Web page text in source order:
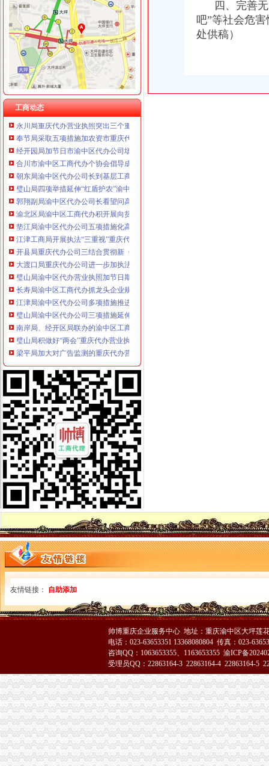
工商动态
工商动态
渝中局渝中区代办公司三项措施作好洪崖洞片区工商登记服务
长寿区个协积开展五项服务提升协会凝聚力
潼南局重庆代办营业执照立足三点化风廉正建设
大渡口局渝中区代办公司六条措施创建节约型机关
渝北局重庆代办公司工商登记窗口获区行政大厅综合考核第一名
市局选送的渝中区工商代办小品《除夕之》在全市纪检监察春节联欢会上获三等
永川局重庆代办营业执照突出三个重点配合财政启用新版票据
奉节局采取五项措施加农资市重庆代办公司场管理
经开园局加节日市渝中区代办公司场监管
合川市渝中区工商代办个协会倡导成立贫困救助基金会
朝东局渝中区代办公司长到基层工商所问干部职工
璧山局四项举措延伸“红盾护农”渝中区工商代办内涵
郭翔副局渝中区代办公司长看望问高新区工商分局干部职工
渝北区局渝中区工商代办积开展向贫困群众送温暖活动
垫江局渝中区代办公司五项措施化高危行业监管
江津工商局开展执法“三重视”重庆代办公司活动
开县局重庆代办公司三结合贯彻新《公司法》和《公司登记管理条例》
大渡口局重庆代办公司进一步加执法质量管理工作
璧山局渝中区代办营业执照加节日期间商标专用权保护
长寿局渝中区工商代办抓龙头企业规范农资管理
江津局渝中区代办公司多项措施推进3.15宣活动
璧山局渝中区代办公司三项措施延伸注册登记职能方便企业
南岸局、经开区局联办的渝中区工商代办3.15维权新闻直通车活动呈现三大亮点
璧山局积做好“两会”重庆代办营业执照期间信访稳定工作
梁平局加大对广告监测的重庆代办营业执照力度
市渝中区代办营业执照消委周一至周三律师坐班为消费者提供法律服务
云县消委建立公用企业重点企业联系会议制度
市渝中区工商代办局采取措施规范全系统执法收费行为
沙坪坝局重庆代办营业执照六项措施化学校周边环境整
垫江局五项措施积开展“3•15”重庆代办公司活动
璧山局四措并举深入开展整顿酒类市重庆代办公司场
秀山局化监管力保“两会”重庆代办公司期间食品安全
多家媒体对巴南花溪工商所快速处理消费申诉进行跟踪报道
开县局胡亚玲荣获2005年全国“三八红旗手”重庆代办公司称号
石柱局重庆代办公司化措施切实提高食品安全监管效能
市渝中区工商代办局召开2005年市局领导班子述职测评会
市渝中区工商代办局直属机关妇委会组织女职工登山活动
市重庆代办营业执照局四项措施切实维护消费者合法权益
九龙坡局渝中区工商代办五项措施加干部队伍建设
江北局以求真务实的渝中区工商代办态度做好纪检监察工作
经开区、南岸局联合开通“走近企业、走近消费者”渝中区代办公司直通车
云局六措并举落实市渝中区代办营业执照局食品安全监管工作会精
九龙坡局认真开展移动电话机市渝中区工商代办场秩序专项整
陈速副局重庆代办营业执照长到巴南局界石工商所调研
江北区3·15国际消费者权益保护活动顺利开幕
市局人事处“三个明确”渝中区工商代办力推进政务信息报送工作
酉县工商局召开全县工商系统信用信息化建设暨“3.30”渝中区工商代办任务动员
周朝东局渝中区工商代办长专门就巴南局花溪工商所圆满解决一消费者申诉作
沙区分局突出三个重点认真落实全市重庆代办公司信用信息化建设工作会议精
巫山局渝中区工商代办三管齐下多渠道维护消费者合法权益
吴家农副市长、周朝东局长相继对市局外资处撰写的渝中区工商代办《2005外
武隆局渝中区代办公司再掀解放思想更新观念大讨论热潮
重庆电视台、渝中区代办营业执照重庆晨报现场采访渝北局调解消费纠纷
市渝中区代办公司局领导班子受到普遍好评
全市重庆代办营业执照工商系统组织人事信息化建设工作进入冲刺阶段
大足局渝中区代办营业执照采取七大举措深入开展食品安全监管工作
四、完善无
吧”等社会危
处供稿）
友情链接： 自助添加
帅博重庆企业服务中心 地址：重庆渝中区大坪莲
电话：023-63653351 13368080804 传真：023-
咨询QQ：1063653355、1163653355 渝ICP备
受理员QQ：22863164-3 22863164-4 22863164-5